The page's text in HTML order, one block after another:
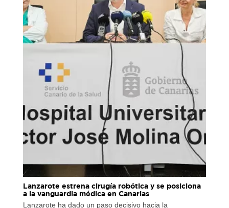
Lanzarote estrena cirugía robótica y se posiciona
a la vanguardia médica en Canarias
Lanzarote ha dado un paso decisivo hacia la